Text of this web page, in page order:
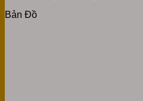
Bản Đồ